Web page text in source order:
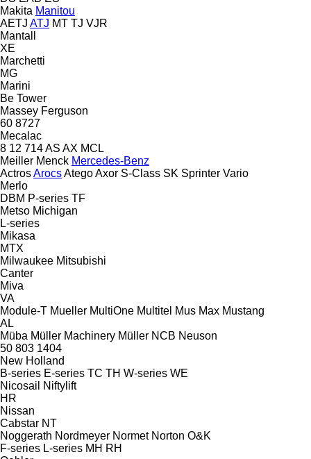
Makita Manitou
AETJ ATJ MT TJ VJR
Mantall
XE
Marchetti
MG
Marini
Be Tower
Massey Ferguson
60 8727
Mecalac
8 12 714AS AX MCL
Meiller Menck Mercedes-Benz
ActrosArocsAtegoAxor S-Class SK Sprinter Vario
Merlo
DBM P-series TF
Metso Michigan
L-series
Mikasa
MTX
Milwaukee Mitsubishi
Canter
Miva
VA
Module-T Mueller MultiOne Multitel Mus Max Mustang
AL
Müba Müller Machinery Müller NCB Neuson
50 803 1404
New Holland
B-series E-series TC TH W-series WE
Nicosail
Niftylift
HR
Nissan
Cabstar NT
Noggerath Nordmeyer Normet Norton O&K
F-series L-series MH RH